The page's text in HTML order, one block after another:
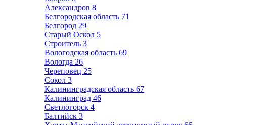
Александров 8
Белгородская область 71
Белгород 29
Старый Оскол 5
Строитель 3
Вологодская область 69
Вологда 26
Череповец 25
Сокол 3
Калининградская область 67
Калининград 46
Светлогорск 4
Балтийск 3